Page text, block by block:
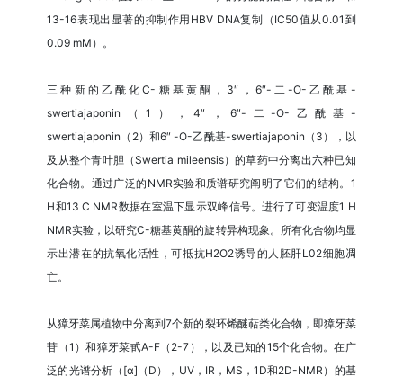
13-16表现出显著的抑制作用HBV DNA复制（IC50值从0.01到
0.09 mM）。
三种新的乙酰化C-糖基黄酮，3″，6″-二-O-乙酰基-
swertiajaponin（1），4″，6″-二-O-乙酰基-
swertiajaponin（2）和6″ -O-乙酰基-swertiajaponin（3），以
及从整个青叶胆（Swertia mileensis）的草药中分离出六种已知
化合物。通过广泛的NMR实验和质谱研究阐明了它们的结构。1
H和13 C NMR数据在室温下显示双峰信号。进行了可变温度1 H
NMR实验，以研究C-糖基黄酮的旋转异构现象。所有化合物均显
示出潜在的抗氧化活性，可抵抗H2O2诱导的人胚肝L02细胞凋
亡。
从獐牙菜属植物中分离到7个新的裂环烯醚萜类化合物，即獐牙菜
苷（1）和獐牙菜甙A-F（2-7），以及已知的15个化合物。在广
泛的光谱分析（[α]（D），UV，IR，MS，1D和2D-NMR）的基